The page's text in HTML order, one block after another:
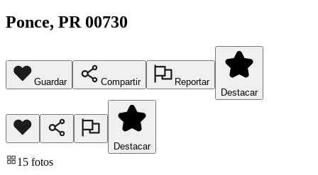
Ponce, PR 00730
Guardar Compartir
Reportar
Destacar
Destacar
15 fotos